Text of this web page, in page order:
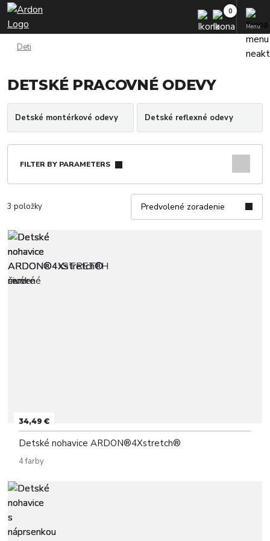
Menu
Deti
DETSKÉ PRACOVNÉ ODEVY
Detské montérkové odevy Detské reflexné odevy
FILTER BY PARAMETERS
3 položky Predvolené zoradenie
34,49 €
Detské nohavice ARDON®4Xstretch®
4 farby